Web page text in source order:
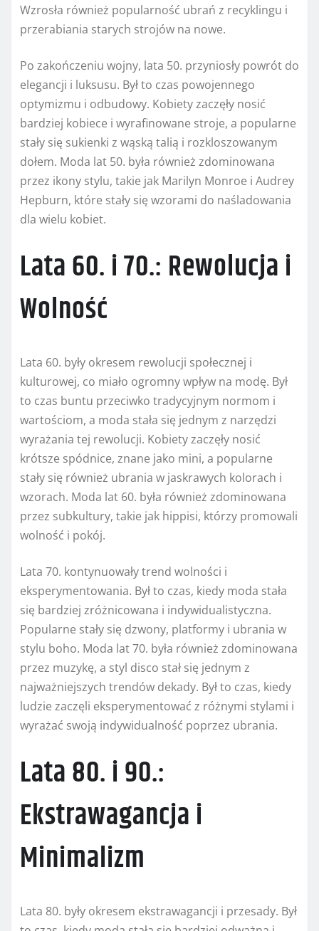
Wzrosła również popularność ubrań z recyklingu i
przerabiania starych strojów na nowe.
Po zakończeniu wojny, lata 50. przyniosły powrót do
elegancji i luksusu. Był to czas powojennego
optymizmu i odbudowy. Kobiety zaczęły nosić
bardziej kobiece i wyrafinowane stroje, a popularne
stały się sukienki z wąską talią i rozkloszowanym
dołem. Moda lat 50. była również zdominowana
przez ikony stylu, takie jak Marilyn Monroe i Audrey
Hepburn, które stały się wzorami do naśladowania
dla wielu kobiet.
Lata 60. i 70.: Rewolucja i
Wolność
Lata 60. były okresem rewolucji społecznej i
kulturowej, co miało ogromny wpływ na modę. Był
to czas buntu przeciwko tradycyjnym normom i
wartościom, a moda stała się jednym z narzędzi
wyrażania tej rewolucji. Kobiety zaczęły nosić
krótsze spódnice, znane jako mini, a popularne
stały się również ubrania w jaskrawych kolorach i
wzorach. Moda lat 60. była również zdominowana
przez subkultury, takie jak hippisi, którzy promowali
wolność i pokój.
Lata 70. kontynuowały trend wolności i
eksperymentowania. Był to czas, kiedy moda stała
się bardziej zróżnicowana i indywidualistyczna.
Popularne stały się dzwony, platformy i ubrania w
stylu boho. Moda lat 70. była również zdominowana
przez muzykę, a styl disco stał się jednym z
najważniejszych trendów dekady. Był to czas, kiedy
ludzie zaczęli eksperymentować z różnymi stylami i
wyrażać swoją indywidualność poprzez ubrania.
Lata 80. i 90.:
Ekstrawagancja i
Minimalizm
Lata 80. były okresem ekstrawagancji i przesady. Był